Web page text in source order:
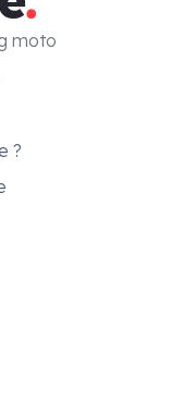
?
moto